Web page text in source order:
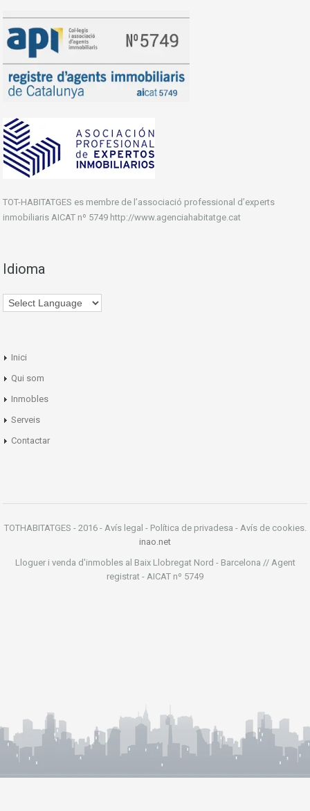
TOT-HABITATGES es membre de l’associació professional d’experts
inmobiliaris AICAT nº 5749 http://www.agenciahabitatge.cat
Idioma
Inici
Qui som
Inmobles
Serveis
Contactar
TOTHABITATGES - 2016 - Avís legal - Política de privadesa - Avís de cookies.
inao.net
Lloguer i venda d'inmobles al Baix Llobregat Nord - Barcelona // Agent
registrat - AICAT nº 5749